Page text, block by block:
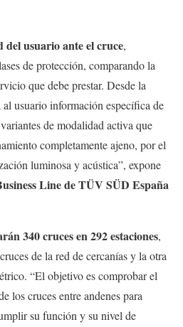
del usuario ante el cruce,
de protección, comparando la
que debe prestar. Desde la
usuario información específica de
de modalidad activa que
completamente ajeno, por el
luminosa y acústica”, expone
Line de TÜV SÜD España
340 cruces en 292 estaciones,
de la red de cercanías y la otra
“El objetivo es comprobar el
los cruces entre andenes para
su función y su nivel de